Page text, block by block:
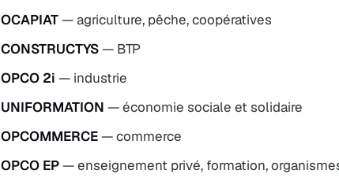
OCAPIAT— agriculture, pêche, coopératives
CONSTRUCTYS— BTP
OPCO 2i — industrie
UNIFORMATION — économie sociale et solidaire
OPCOMMERCE— commerce
OPCO EP— enseignement privé, formation,